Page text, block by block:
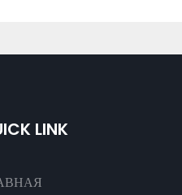
LINK